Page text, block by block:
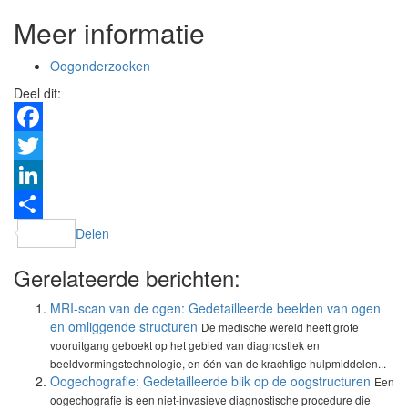
Meer informatie
Oogonderzoeken
Deel dit:
Facebook
Twitter
LinkedIn
Delen
Gerelateerde berichten:
MRI-scan van de ogen: Gedetailleerde beelden van ogen
en omliggende structuren De medische wereld heeft grote
vooruitgang geboekt op het gebied van diagnostiek en
beeldvormingstechnologie, en één van de krachtige hulpmiddelen...
Oogechografie: Gedetailleerde blik op de oogstructuren Een
oogechografie is een niet-invasieve diagnostische procedure die